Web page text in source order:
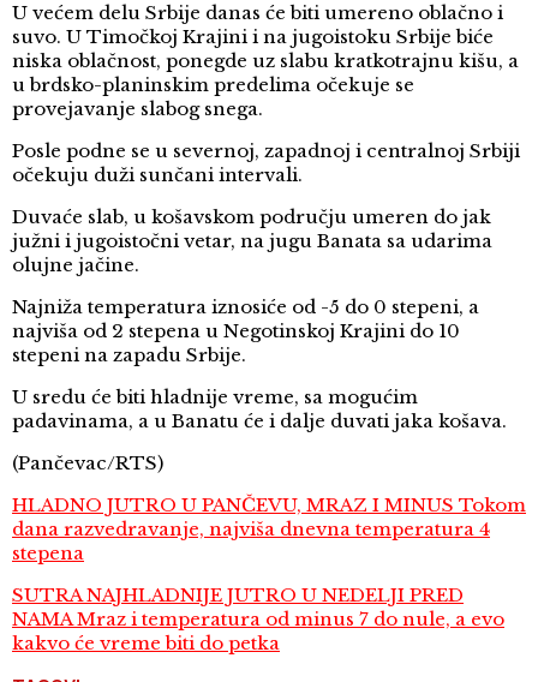
U većem delu Srbije danas će biti umereno oblačno i
suvo. U Timočkoj Krajini i na jugoistoku Srbije biće
niska oblačnost, ponegde uz slabu kratkotrajnu kišu, a
u brdsko-planinskim predelima očekuje se
provejavanje slabog snega.
Posle podne se u severnoj, zapadnoj i centralnoj Srbiji
očekuju duži sunčani intervali.
Duvaće slab, u košavskom području umeren do jak
južni i jugoistočni vetar, na jugu Banata sa udarima
olujne jačine.
Najniža temperatura iznosiće od -5 do 0 stepeni, a
najviša od 2 stepena u Negotinskoj Krajini do 10
stepeni na zapadu Srbije.
U sredu će biti hladnije vreme, sa mogućim
padavinama, a u Banatu će i dalje duvati jaka košava.
(Pančevac/RTS)
HLADNO JUTRO U PANČEVU, MRAZ I MINUS Tokom
dana razvedravanje, najviša dnevna temperatura 4
stepena
SUTRA NAJHLADNIJE JUTRO U NEDELJI PRED
NAMA Mraz i temperatura od minus 7 do nule, a evo
kakvo će vreme biti do petka